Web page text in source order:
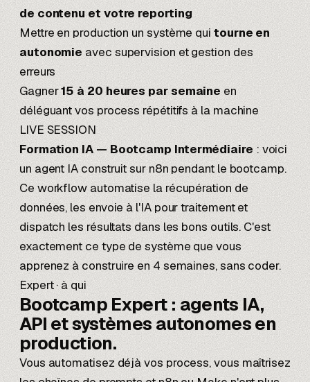
de contenu et votre reporting
Mettre en production un système qui tourne en
autonomie avec supervision et gestion des
erreurs
Gagner15 à 20 heures par semaine en
déléguant vos process répétitifs à la machine
LIVE SESSION
Formation IA — Bootcamp Intermédiaire : voici
un agent IA construit sur n8n pendant le bootcamp.
Ce workflow automatise la récupération de
données, les envoie à l'IA pour traitement et
dispatch les résultats dans les bons outils. C'est
exactement ce type de système que vous
apprenez à construire en 4 semaines, sans coder.
Expert · à qui
Bootcamp Expert :agents IA,
APIet systèmes autonomes en
production.
Vous automatisez déjà vos process, vous maîtrisez